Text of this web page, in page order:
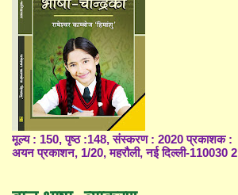
मूल्य : 150, पृष्ठ :148, संस्करण : 2020 प्रकाशक :
अयन प्रकाशन, 1/20, महरौली, नई दिल्ली-110030 2